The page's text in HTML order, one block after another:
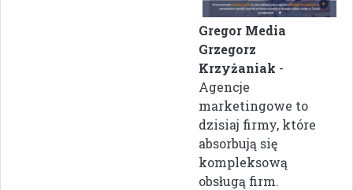
Gregor Media
Grzegorz
Krzyżaniak -
Agencje
marketingowe to
dzisiaj firmy, które
absorbują się
kompleksową
obsługą firm.